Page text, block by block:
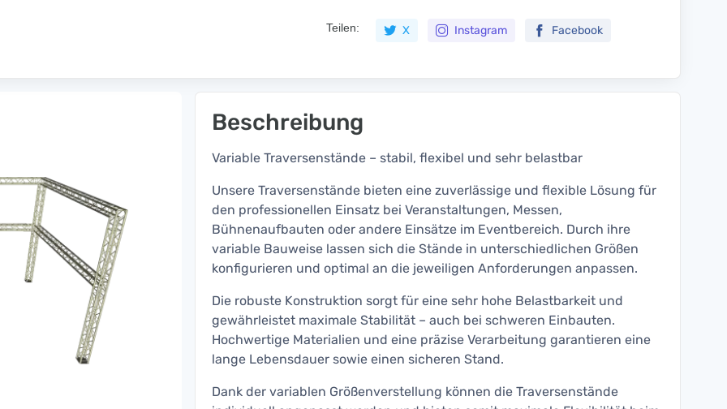
Teilen: X Instagram Facebook
Beschreibung
Variable Traversenstände – stabil, flexibel und sehr belastbar
Unsere Traversenstände bieten eine zuverlässige und flexible Lösung für
den professionellen Einsatz bei Veranstaltungen, Messen,
Bühnenaufbauten oder andere Einsätze im Eventbereich. Durch ihre
variable Bauweise lassen sich die Stände in unterschiedlichen Größen
konfigurieren und optimal an die jeweiligen Anforderungen anpassen.
Die robuste Konstruktion sorgt für eine sehr hohe Belastbarkeit und
gewährleistet maximale Stabilität – auch bei schweren Einbauten.
Hochwertige Materialien und eine präzise Verarbeitung garantieren eine
lange Lebensdauer sowie einen sicheren Stand.
Dank der variablen Größenverstellung können die Traversenstände